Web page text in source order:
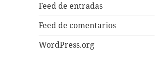
Feed de entradas
Feed de comentarios
WordPress.org